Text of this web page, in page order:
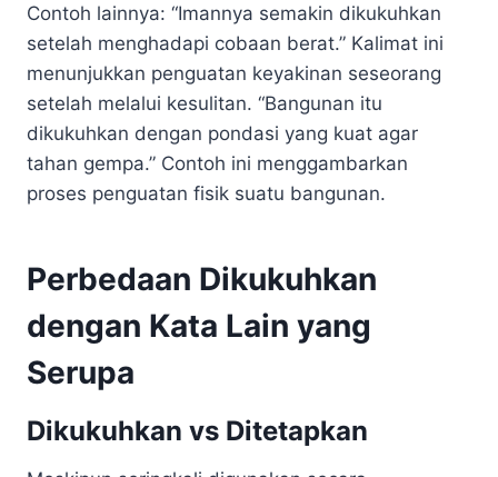
Contoh lainnya: “Imannya semakin dikukuhkan
setelah menghadapi cobaan berat.” Kalimat ini
menunjukkan penguatan keyakinan seseorang
setelah melalui kesulitan. “Bangunan itu
dikukuhkan dengan pondasi yang kuat agar
tahan gempa.” Contoh ini menggambarkan
proses penguatan fisik suatu bangunan.
Perbedaan Dikukuhkan
dengan Kata Lain yang
Serupa
Dikukuhkan vs Ditetapkan